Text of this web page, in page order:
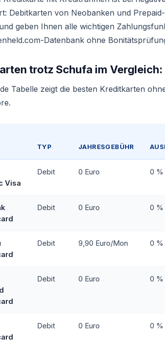
Debitkarten von Neobanken und
geben Ihnen alle wichtigen
Datenbank ohne
trotz Schufa im
Tabelle zeigt die besten Kreditkarten
TYP JAHRESGEBÜHR
Visa
Debit 0 Euro 0 %
Debit 0 Euro 0 %
Debit 9,90 Euro/Mon 0 %
Debit 0 Euro 0 %
Debit 0 Euro 0 %